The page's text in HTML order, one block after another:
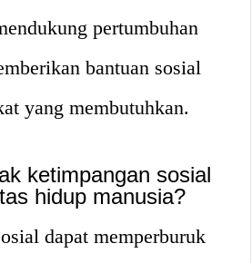
pertumbuhan
bantuan sosial
yang membutuhkan.
ketimpangan sosial
hidup manusia?
dapat memperburuk